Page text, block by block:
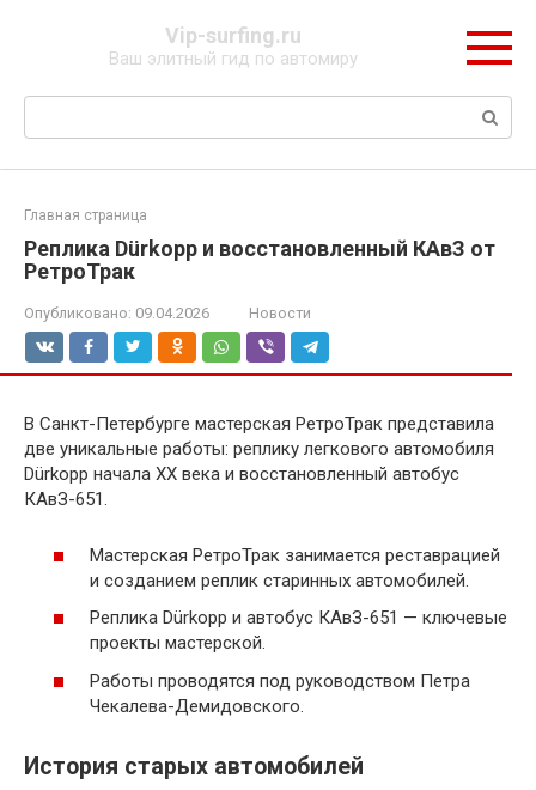
Vip-surfing.ru
Ваш элитный гид по автомиру
Поиск:
Главная страница
Реплика Dürkopp и восстановленный КАвЗ от
РетроТрак
Опубликовано: 09.04.2026 Новости
В Санкт-Петербурге мастерская РетроТрак представила
две уникальные работы: реплику легкового автомобиля
Dürkopp начала XX века и восстановленный автобус
КАвЗ-651.
Мастерская РетроТрак занимается реставрацией
и созданием реплик старинных автомобилей.
Реплика Dürkopp и автобус КАвЗ-651 — ключевые
проекты мастерской.
Работы проводятся под руководством Петра
Чекалева-Демидовского.
История старых автомобилей